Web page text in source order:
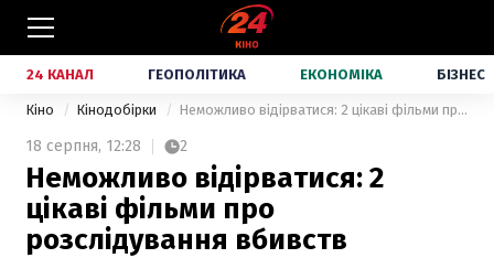
24 КАНАЛ ГЕОПОЛІТИКА ЕКОНОМІКА БІЗНЕС
Кіно Кінодобірки Неможливо відірватися: 2 цікаві фільми про розслідування вбивств
18 серпня, 12:28 2
Неможливо відірватися: 2
цікаві фільми про
розслідування вбивств